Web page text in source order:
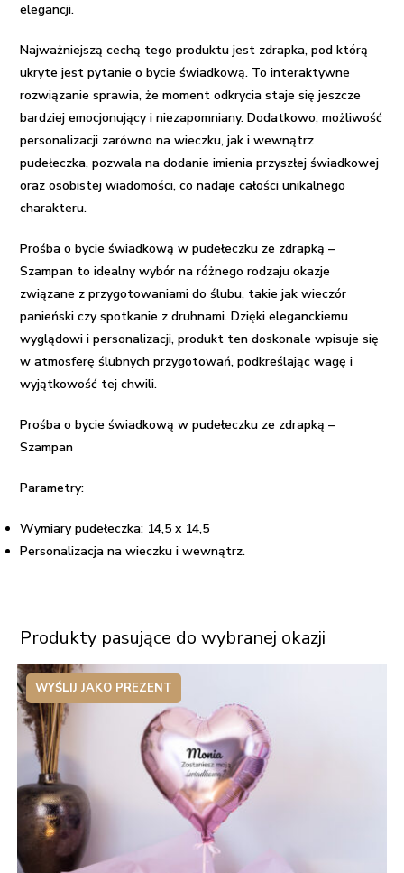
elegancji.
Najważniejszą cechą tego produktu jest zdrapka, pod którą
ukryte jest pytanie o bycie świadkową. To interaktywne
rozwiązanie sprawia, że moment odkrycia staje się jeszcze
bardziej emocjonujący i niezapomniany. Dodatkowo, możliwość
personalizacji zarówno na wieczku, jak i wewnątrz
pudełeczka, pozwala na dodanie imienia przyszłej świadkowej
oraz osobistej wiadomości, co nadaje całości unikalnego
charakteru.
Prośba o bycie świadkową w pudełeczku ze zdrapką –
Szampan to idealny wybór na różnego rodzaju okazje
związane z przygotowaniami do ślubu, takie jak wieczór
panieński czy spotkanie z druhnami. Dzięki eleganckiemu
wyglądowi i personalizacji, produkt ten doskonale wpisuje się
w atmosferę ślubnych przygotowań, podkreślając wagę i
wyjątkowość tej chwili.
Prośba o bycie świadkową w pudełeczku ze zdrapką –
Szampan
Parametry:
Wymiary pudełeczka: 14,5 x 14,5
Personalizacja na wieczku i wewnątrz.
Produkty pasujące do wybranej okazji
WYŚLIJ JAKO PREZENT